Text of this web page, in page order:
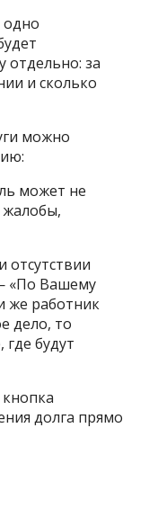
одно
отдельно: за
и сколько
можно
может не
жалобы,
«По Вашему
же работник
дело, то
будут
долга прямо